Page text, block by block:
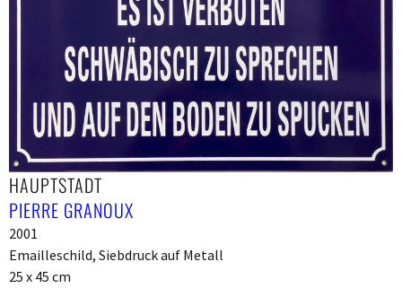
HAUPTSTADT
PIERRE GRANOUX
2001
Emailleschild, Siebdruck auf Metall
25 x 45 cm